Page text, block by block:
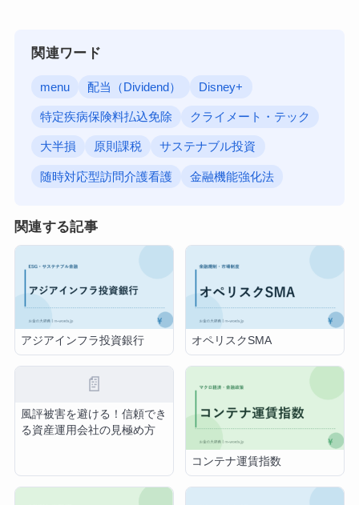
関連ワード
menu 配当（Dividend） Disney+
特定疾病保険料払込免除 クライメート・テック
大半損 原則課税 サステナブル投資
随時対応型訪問介護看護 金融機能強化法
関連する記事
アジアインフラ投資銀行 オペリスクSMA
📄
風評被害を避ける！信頼でき
る資産運用会社の見極め方
コンテナ運賃指数